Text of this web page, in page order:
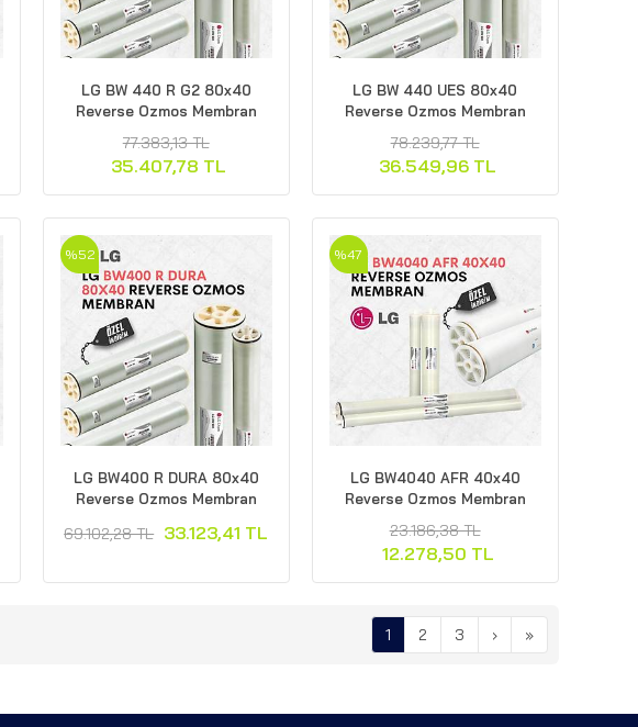
LG BW 440 R G2 80x40
Reverse Ozmos Membran
77.383,13 TL
35.407,78 TL
LG BW 440 UES 80x40
Reverse Ozmos Membran
78.239,77 TL
36.549,96 TL
LG BW400 R DURA 80x40
Reverse Ozmos Membran
69.102,28 TL 33.123,41 TL
%52
LG BW4040 AFR 40x40
Reverse Ozmos Membran
23.186,38 TL
12.278,50 TL
%47
1 2 3 › »